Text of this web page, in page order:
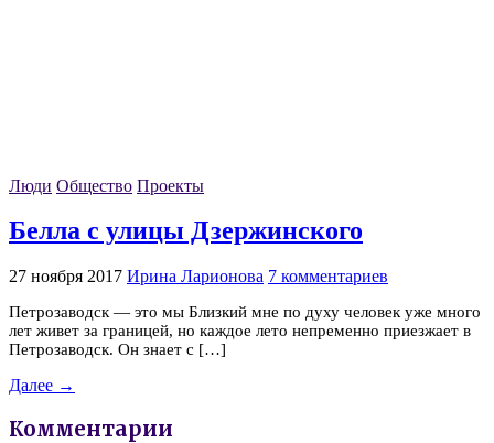
Люди Общество Проекты
Белла с улицы Дзержинского
27 ноября 2017 Ирина Ларионова 7 комментариев
Петрозаводск — это мы Близкий мне по духу человек уже много
лет живет за границей, но каждое лето непременно приезжает в
Петрозаводск. Он знает с […]
Далее →
Комментарии